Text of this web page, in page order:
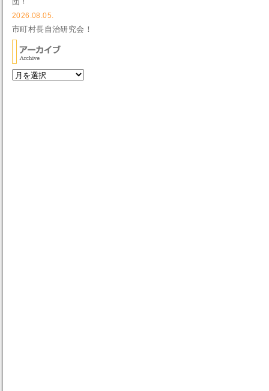
2026.08.05.
市町村長自治研究会！